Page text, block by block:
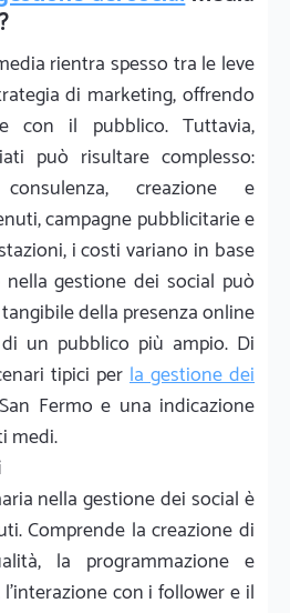
rientra spesso tra le leve
di marketing, offrendo
con il pubblico. Tuttavia,
può risultare complesso:
creazione e
campagne pubblicitarie e
i costi variano in base
gestione dei social può
della presenza online
un pubblico più ampio. Di
tipici per la gestione dei
Fermo e una indicazione
medi.
nella gestione dei social è
Comprende la creazione di
la programmazione e
con i follower e il